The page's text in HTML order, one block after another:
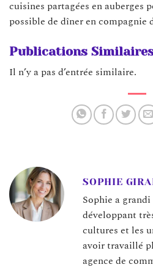
cuisines partagées en auberges
possible de dîner en compagnie
Publications
Il n’y a pas d’entrée similaire.
SOPHIE
Sophie a
développant
cultures et les
avoir travaillé
agence de